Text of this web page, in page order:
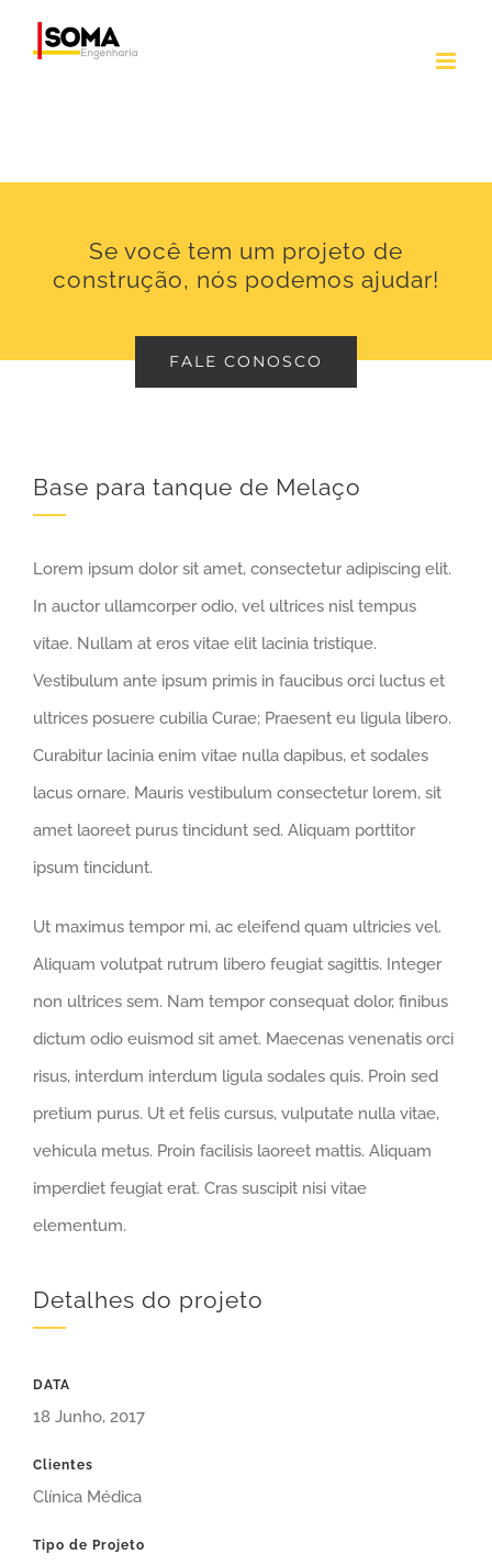
Se você tem um projeto de
construção, nós podemos ajudar!
FALE CONOSCO
Base para tanque de Melaço
Lorem ipsum dolor sit amet, consectetur adipiscing elit.
In auctor ullamcorper odio, vel ultrices nisl tempus
vitae. Nullam at eros vitae elit lacinia tristique.
Vestibulum ante ipsum primis in faucibus orci luctus et
ultrices posuere cubilia Curae; Praesent eu ligula libero.
Curabitur lacinia enim vitae nulla dapibus, et sodales
lacus ornare. Mauris vestibulum consectetur lorem, sit
amet laoreet purus tincidunt sed. Aliquam porttitor
ipsum tincidunt.
Ut maximus tempor mi, ac eleifend quam ultricies vel.
Aliquam volutpat rutrum libero feugiat sagittis. Integer
non ultrices sem. Nam tempor consequat dolor, finibus
dictum odio euismod sit amet. Maecenas venenatis orci
risus, interdum interdum ligula sodales quis. Proin sed
pretium purus. Ut et felis cursus, vulputate nulla vitae,
vehicula metus. Proin facilisis laoreet mattis. Aliquam
imperdiet feugiat erat. Cras suscipit nisi vitae
elementum.
Detalhes do projeto
DATA
18 Junho, 2017
Clientes
Clínica Médica
Tipo de Projeto